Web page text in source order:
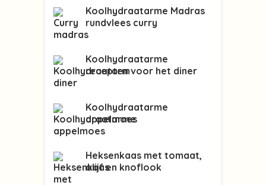
Koolhydraatarme Madras
rundvlees curry
Koolhydraatarme
recepten voor het diner
Koolhydraatarme
appelmoes
Heksenkaas met tomaat,
olijf en knoflook